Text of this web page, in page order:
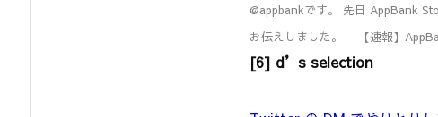
@appbankです。 先日 AppBank
お伝えしました。 – 【速報】
[6] d’s selection